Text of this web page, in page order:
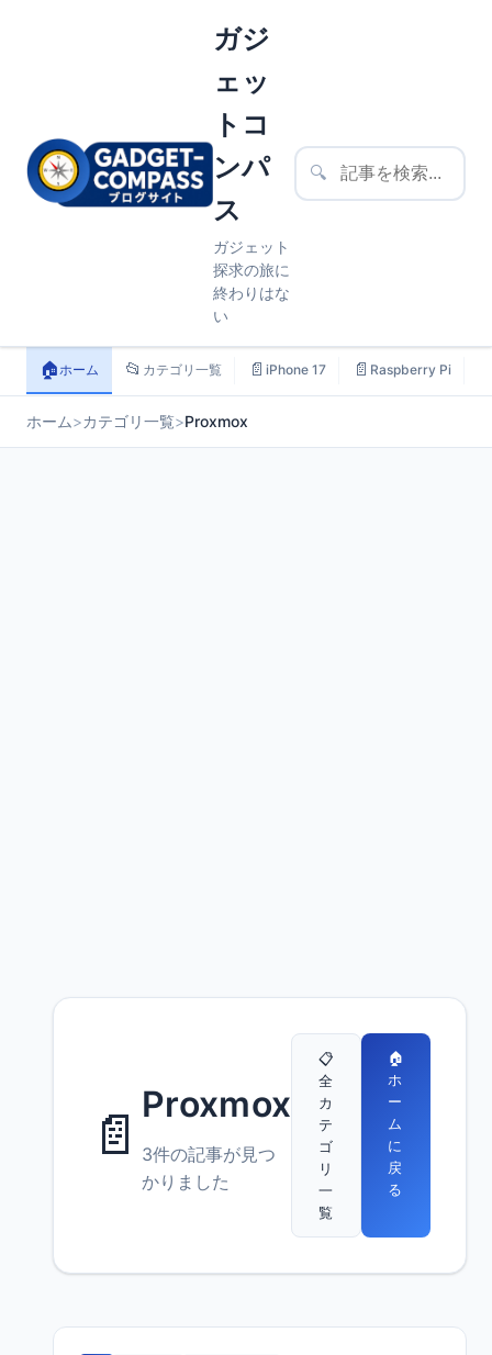
ガジ
ェッ
トコ
ンパ
ス
ガジェット
探求の旅に
終わりはな
い
🔍
🏠ホーム 📂 カテゴリ一覧 📄 iPhone 17 📄 Raspberry Pi
ホーム>カテゴリ一覧>Proxmox
📄 Proxmox
3件の記事が見つ
かりました
📋
全
カ
テ
ゴ
リ
一
覧
🏠
ホ
ー
ム
に
戻
る